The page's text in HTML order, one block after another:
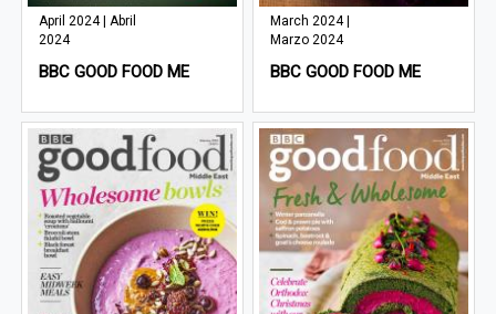
April 2024 | Abril
2024
BBC GOOD FOOD ME
March 2024 |
Marzo 2024
BBC GOOD FOOD ME